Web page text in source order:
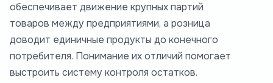
обеспечивает движение крупных партий
товаров между предприятиями, а розница
доводит единичные продукты до конечного
потребителя. Понимание их отличий помогает
выстроить систему контроля остатков.